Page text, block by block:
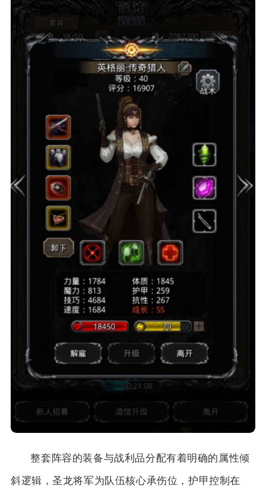
整套阵容的装备与战利品分配有着明确的属性倾
斜逻辑，圣龙将军为队伍核心承伤位，护甲控制在